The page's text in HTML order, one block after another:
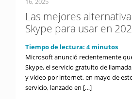
Las mejores
Skype para usar en
Tiempo de lectura: 4 minutos
Microsoft anunció recientemente
Skype, el servicio gratuito de
y video por internet, en mayo de
servicio, lanzado en […]